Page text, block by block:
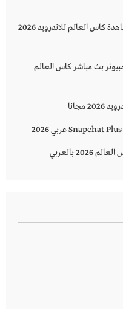
olrockt com موقع olrockt com لمشاهدة كاس العالم للاندرويد 2026
بث مباشر كاس العالم
بالعربي